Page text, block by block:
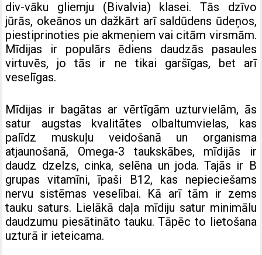
div-vāku gliemju (Bivalvia) klasei. Tās dzīvo
jūrās, okeānos un dažkārt arī saldūdens ūdeņos,
piestiprinoties pie akmeņiem vai citām virsmām.
Mīdijas ir populārs ēdiens daudzās pasaules
virtuvēs, jo tās ir ne tikai garšīgas, bet arī
veselīgas.
Mīdijas ir bagātas ar vērtīgām uzturvielām, ās
satur augstas kvalitātes olbaltumvielas, kas
palīdz muskuļu veidošanā un organisma
atjaunošanā, Omega-3 taukskābes, mīdijās ir
daudz dzelzs, cinka, selēna un joda. Tajās ir B
grupas vitamīni, īpaši B12, kas nepieciešams
nervu sistēmas veselībai. Kā arī tām ir zems
tauku saturs. Lielākā daļa mīdiju satur minimālu
daudzumu piesātināto tauku. Tāpēc to lietošana
uzturā ir ieteicama.